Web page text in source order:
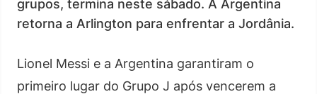
grupos, termina neste sábado. A Argentina
retorna a Arlington para enfrentar a Jordânia.
Lionel Messi e a Argentina garantiram o
primeiro lugar do Grupo J após vencerem a